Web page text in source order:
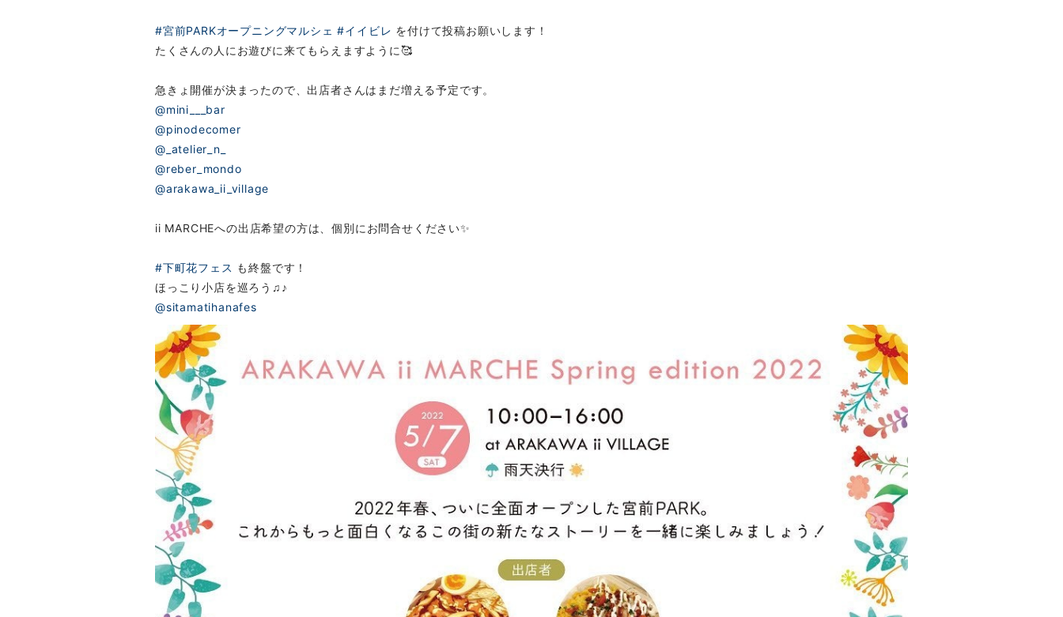
#宮前PARKオープニングマルシェ #イイビレ を付けて投稿お願いします！
たくさんの人にお遊びに来てもらえますように🥰
急きょ開催が決まったので、出店者さんはまだ増える予定です。
@mini___bar
@pinodecomer
@_atelier_n_
@reber_mondo
@arakawa_ii_village
ii MARCHEへの出店希望の方は、個別にお問合せください✨
#下町花フェス も終盤です！
ほっこり小店を巡ろう♫♪
@sitamatihanafes